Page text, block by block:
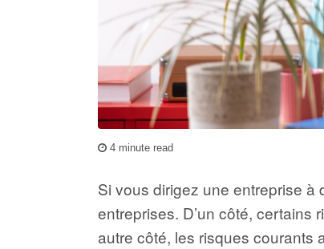
4 minute read
Si vous dirigez une entreprise
entreprises. D’un côté, certains
autre côté, les risques courants